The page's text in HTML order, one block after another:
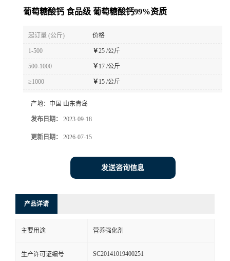
葡萄糖酸钙 食品级 葡萄糖酸钙99%资质
起订量 (公斤) 价格
1-500 ￥25 /公斤
500-1000 ￥ 17 /公斤
≥1000 ￥ 15 /公斤
产地： 中国 山东青岛
发布日期： 2023-09-18
更新日期： 2026-07-15
发送咨询信息
产品详请
主要用途 营养强化剂
生产许可证编号 SC20141019400251